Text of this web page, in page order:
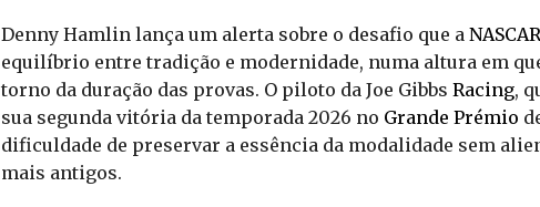
Denny Hamlin lança um alerta sobre o desafio que a NASCAR
equilíbrio entre tradição e modernidade, numa altura em
torno da duração das provas. O piloto da Joe Gibbs Racing,
sua segunda vitória da temporada 2026 no Grande Prémio
dificuldade de preservar a essência da modalidade sem
mais antigos.